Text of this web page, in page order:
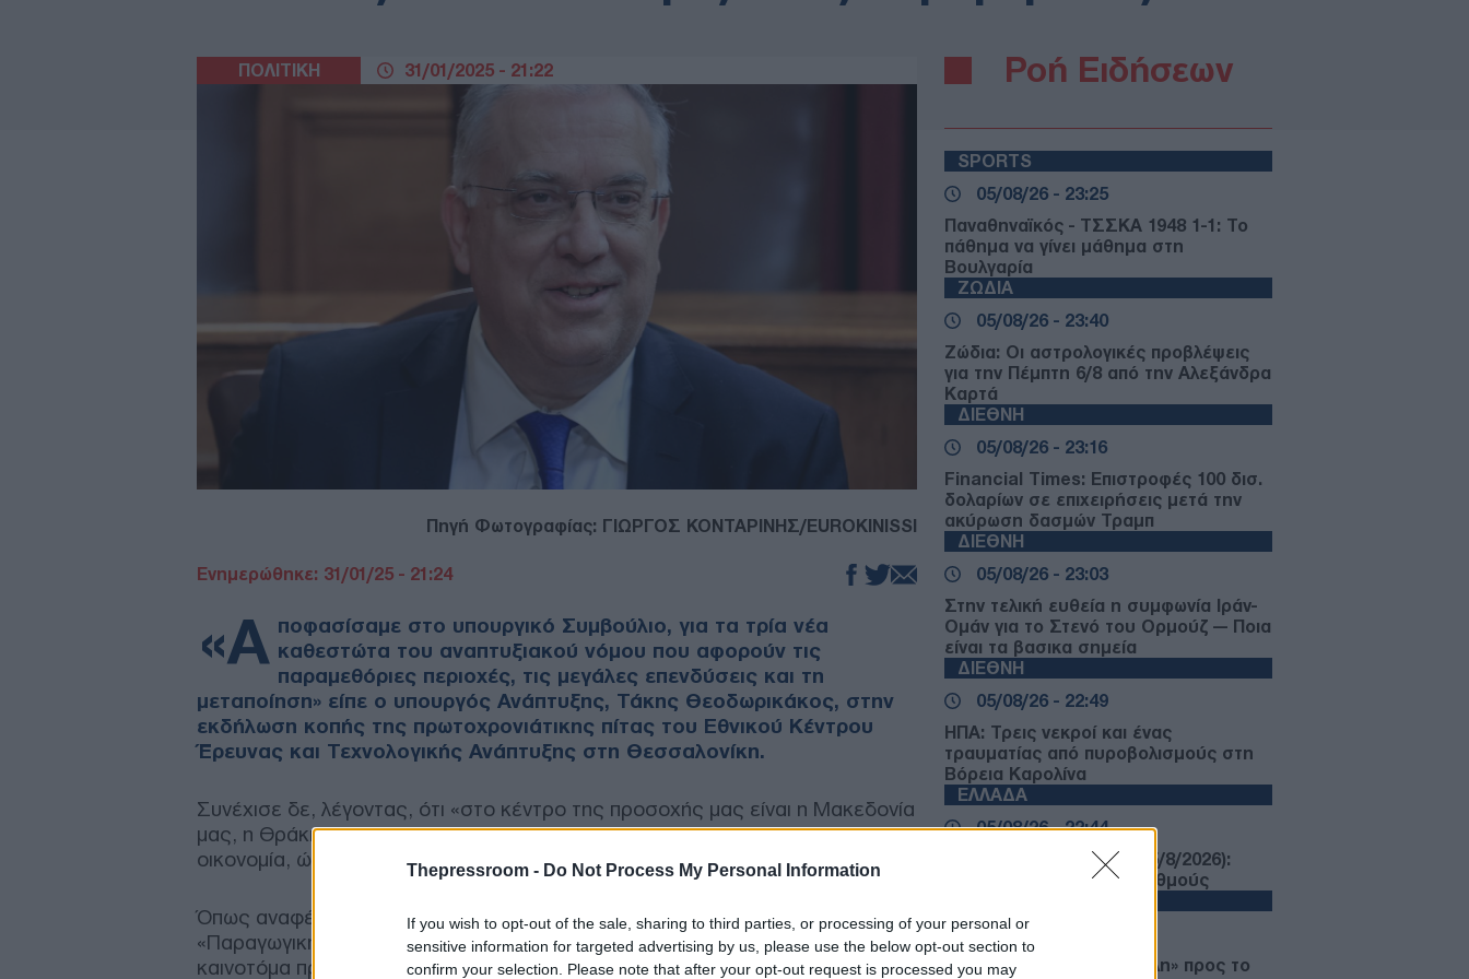
Thepressroom - Do Not Process My Personal Information
If you wish to opt-out of the sale, sharing to third parties, or processing of your personal or
sensitive information for targeted advertising by us, please use the below opt-out section to
confirm your selection. Please note that after your opt-out request is processed you may
ΠΟΛΙΤΙΚΗ 31/01/2025 - 21:22
Πηγή Φωτογραφίας: ΓΙΩΡΓΟΣ ΚΟΝΤΑΡΙΝΗΣ/EUROKINISSI
Ενημερώθηκε: 31/01/25 - 21:24
«Α ποφασίσαμε στο υπουργικό Συμβούλιο, για τα τρία νέα
καθεστώτα του αναπτυξιακού νόμου που αφορούν τις
παραμεθόριες περιοχές, τις μεγάλες επενδύσεις και τη
μεταποίηση» είπε ο υπουργός Ανάπτυξης, Τάκης Θεοδωρικάκος, στην
εκδήλωση κοπής της πρωτοχρονιάτικης πίτας του Εθνικού Κέντρου
Έρευνας και Τεχνολογικής Ανάπτυξης στη Θεσσαλονίκη.
Συνέχισε δε, λέγοντας, ότι «στο κέντρο της προσοχής μας είναι η Μακεδονία
μας, η Θράκη, οι παραμεθόριοι νομοί με χαμηλότερο αποτύπωμα στην
οικονομία, ώστε να τις στηρίξουμε έμπρακτα. Αυτή είναι πατριωτική πολιτική».
Όπως αναφέρεται σε σχετική ανακοίνωση, ο υπουργός πρόσθεσε:
«Παραγωγική ανασυγκρότηση σημαίνει περισσότερη βιομηχανία, περισσότερα
καινοτόμα προϊόντα που παράγονται από την εφαρμοσμένη έρευνα. Γι' αυτό
Ροή Ειδήσεων
SPORTS
05/08/26 - 23:25
Παναθηναϊκός - ΤΣΣΚΑ 1948 1-1: Το
πάθημα να γίνει μάθημα στη
Βουλγαρία
ΖΩΔΙΑ
05/08/26 - 23:40
Ζώδια: Οι αστρολογικές προβλέψεις
για την Πέμπτη 6/8 από την Αλεξάνδρα
Καρτά
ΔΙΕΘΝΗ
05/08/26 - 23:16
Financial Times: Επιστροφές 100 δισ.
δολαρίων σε επιχειρήσεις μετά την
ακύρωση δασμών Τραμπ
ΔΙΕΘΝΗ
05/08/26 - 23:03
Στην τελική ευθεία η συμφωνία Ιράν-
Ομάν για το Στενό του Ορμούζ — Ποια
είναι τα βασικα σημεία
ΔΙΕΘΝΗ
05/08/26 - 22:49
ΗΠΑ: Τρεις νεκροί και ένας
τραυματίας από πυροβολισμούς στη
Βόρεια Καρολίνα
ΕΛΛΑΔΑ
05/08/26 - 22:44
Κλήρωση ΛΟΤΤΟ 2750 (5/8/2026):
Δείτε τους τυχερούς αριθμούς
05/08/26 - 22:12
Πεζεσκιάν: «Πολύ δύσκολη» προς το